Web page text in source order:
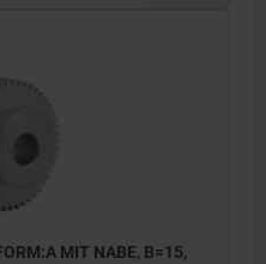
MIT NABE, B=15,